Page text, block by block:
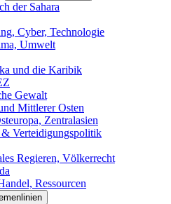
der Sahara
Cyber, Technologie
Umwelt
und die Karibik
Gewalt
Mittlerer Osten
Zentralasien
& Verteidigungspolitik
Regieren, Völkerrecht
Ressourcen